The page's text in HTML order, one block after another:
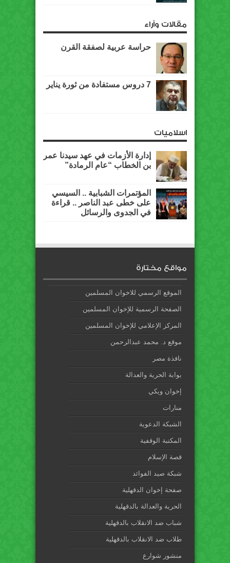
مقالات وآراء
حراسة عربية لصفقة القرن
7 دروس مستفادة من ثورة يناير
اسلاميات
إدارة الأزمات في عهد سيدنا عمر
بن الخطاب “عام الرمادة”
المؤتمرات الشبابية .. السيسي
على خطى عبد الناصر .. قراءة
في الجدوى والرسائل
مواقع مختارة
الموقع الرسمي للاخوان المسلمين
الصفحة الرسمية للإخوان المسلمين
المركز الإعلامي للإخوان المسلمين
موقع د. محمد عبدالرحمن
نافذة مصر
بوابة الحرية والعدالة
إخوان ويكي
منارات
الشبكة الدعوية
المكتبة الوقفية
قصة الإسلام
شبكة صيد الفوائد
صفحة إخوان الدقهلية
الحرية والعدالة بالدقهلية
شباب ضد الانقلاب بالدقهلية
طلاب ضد الانقلاب بالدقهلية
منشور شوارع